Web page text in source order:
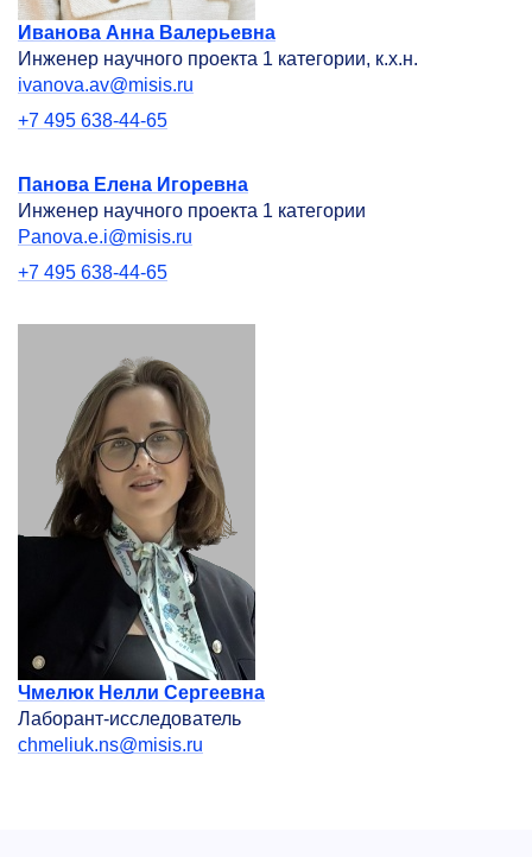
Иванова Анна Валерьевна
Инженер научного проекта 1 категории, к.х.н.
ivanova.av@misis.ru
+7 495 638-44-65
Панова Елена Игоревна
Инженер научного проекта 1 категории
Panova.e.i@misis.ru
+7 495 638-44-65
Чмелюк Нелли Сергеевна
Лаборант-исследователь
chmeliuk.ns@misis.ru